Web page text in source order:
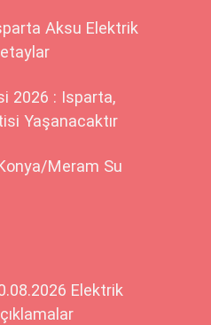
Aksu Elektrik
2026 : Isparta,
Yaşanacaktır
Meram Su
Elektrik